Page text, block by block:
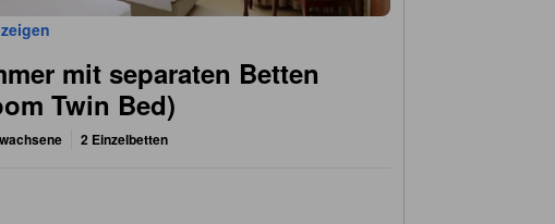
mit separaten Betten
Twin Bed)
2 Einzelbetten